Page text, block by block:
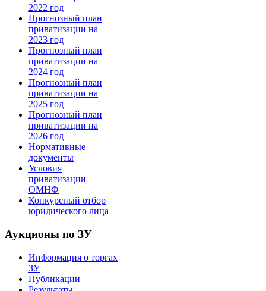
2022 год
Прогнозный план
приватизации на
2023 год
Прогнозный план
приватизации на
2024 год
Прогнозный план
приватизации на
2025 год
Прогнозный план
приватизации на
2026 год
Нормативные
документы
Условия
приватизации
ОМНФ
Конкурсный отбор
юридического лица
Аукционы по ЗУ
Информация о торгах
ЗУ
Публикации